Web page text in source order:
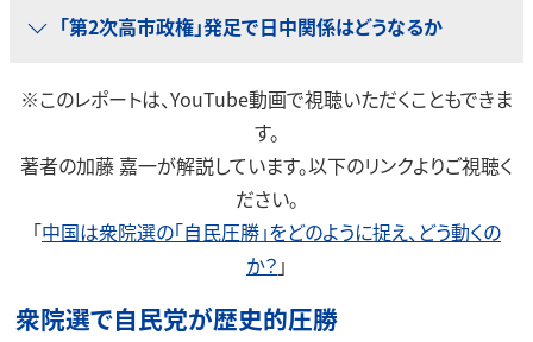
「第2次高市政権」発足で日中関係はどうなるか
※このレポートは、YouTube動画で視聴いただくこともできま
す。
著者の加藤 嘉一が解説しています。以下のリンクよりご視聴く
ださい。
「中国は衆院選の「自民圧勝」をどのように捉え、どう動くの
か？ 」
衆院選で自民党が歴史的圧勝